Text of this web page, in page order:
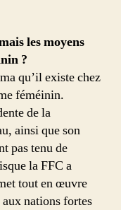
les moyens
?
qu’il existe chez
féméinin.
de la
ainsi que son
pas tenu de
la FFC a
tout en œuvre
nations fortes